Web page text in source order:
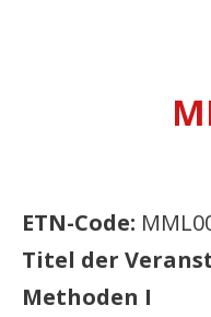
ETN-Code:
Titel der
Methoden I